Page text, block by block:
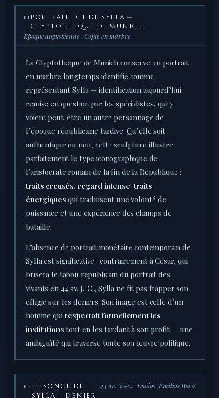
R1 PORTRAIT DIT DE SYLLA —
GLYPTOTHÈQUE DE MUNICH
Époque augustéenne · Copie en marbre
La Glyptothèque de Munich conserve un portrait
en marbre longtemps identifié comme
représentant Sylla — identification aujourd’hui
remise en question par les spécialistes, qui y
voient peut-être un autre personnage de
l’époque républicaine tardive. Qu’elle soit
authentique ou non, cette sculpture illustre
parfaitement le type iconographique de
l’aristocrate romain de la fin de la République :
traits creusés, regard intense, traits
énergiques qui traduisent une volonté de
puissance et une expérience des champs de
bataille.
L’absence de portrait monétaire contemporain de
Sylla est significative : contrairement à César, qui
brisera le tabou républicain du portrait des
vivants en 44 av. J.-C., Sylla ne fit pas frapper son
effigie sur les deniers. Son image est celle d’un
homme qui respectait formellement les
institutions tout en les tordant à son profit — une
ambiguïté qui traverse toute son œuvre politique.
R2 LE SONGE DE
SYLLA — DENIER
44 av. J.-C. · Lucius Æmilius Buca